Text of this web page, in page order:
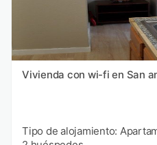
Vivienda con wi-fi en San
Tipo de alojamiento: